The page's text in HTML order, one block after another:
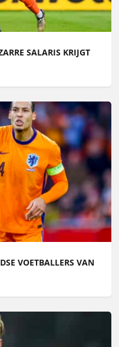
SALARIS KRIJGT
VOETBALLERS VAN